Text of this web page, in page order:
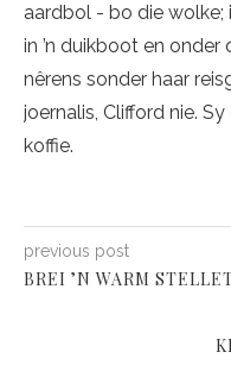
aardbol - bo die wolke;
in ’n duikboot en
nêrens sonder haar
joernalis, Clifford nie.
koffie.
previous post
BREI ’N WARM